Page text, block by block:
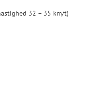
32 – 35 km/t)